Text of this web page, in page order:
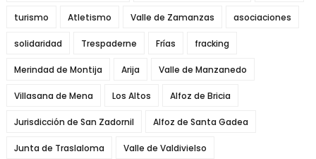
turismo Atletismo Valle de Zamanzas asociaciones
solidaridad Trespaderne Frías fracking
Merindad de Montija Arija Valle de Manzanedo
Villasana de Mena Los Altos Alfoz de Bricia
Jurisdicción de San Zadornil Alfoz de Santa Gadea
Junta de Traslaloma Valle de Valdivielso